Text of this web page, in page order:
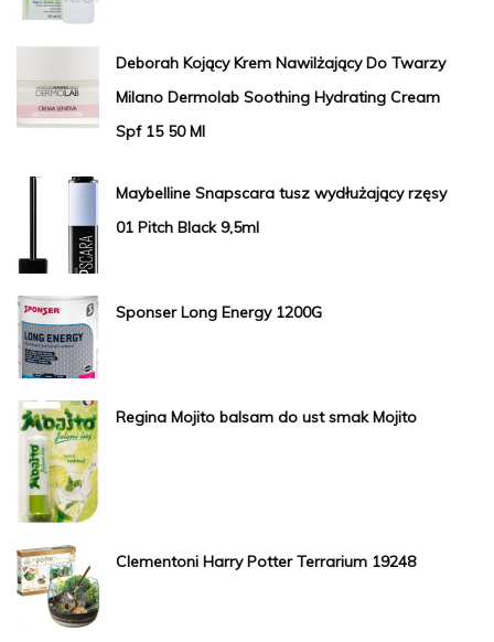
Deborah Kojący Krem ​​Nawilżający Do Twarzy
Milano Dermolab Soothing Hydrating Cream
Spf 15 50 Ml
Maybelline Snapscara tusz wydłużający rzęsy
01 Pitch Black 9,5ml
Sponser Long Energy 1200G
Regina Mojito balsam do ust smak Mojito
Clementoni Harry Potter Terrarium 19248